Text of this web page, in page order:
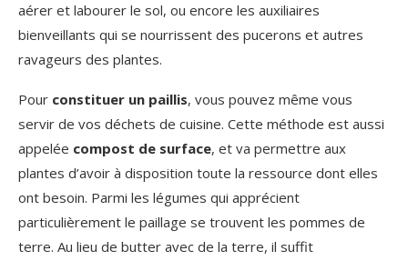
aérer et labourer le sol, ou encore les auxiliaires
bienveillants qui se nourrissent des pucerons et autres
ravageurs des plantes.
Pour constituer un paillis, vous pouvez même vous
servir de vos déchets de cuisine. Cette méthode est aussi
appelée compost de surface, et va permettre aux
plantes d’avoir à disposition toute la ressource dont elles
ont besoin. Parmi les légumes qui apprécient
particulièrement le paillage se trouvent les pommes de
terre. Au lieu de butter avec de la terre, il suffit